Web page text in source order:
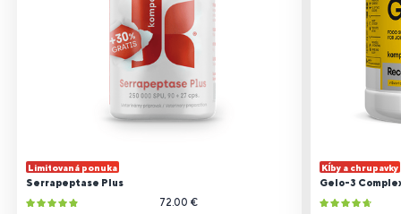
Limitovaná ponuka
Serrapeptase Plus
72.00 €
Kĺby a chrupavky
Gelo-3